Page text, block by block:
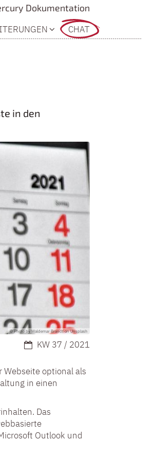
Dokumentation
CHAT
in den
© Photo by Waldemar Brandt on Unsplash
Datum:KW 37 / 2021
optional als
in einen
Das
Outlook und